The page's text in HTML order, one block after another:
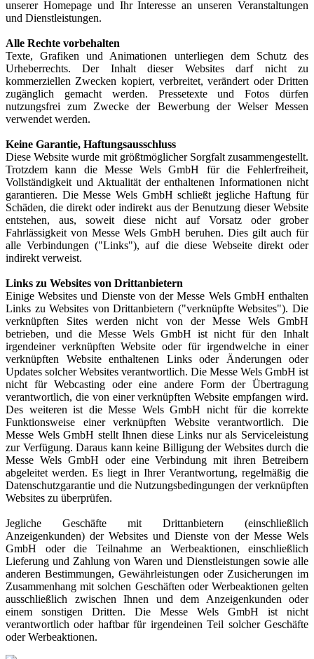
unserer Homepage und Ihr Interesse an unseren Veranstaltungen
und Dienstleistungen.
Alle Rechte vorbehalten
Texte, Grafiken und Animationen unterliegen dem Schutz des
Urheberrechts. Der Inhalt dieser Websites darf nicht zu
kommerziellen Zwecken kopiert, verbreitet, verändert oder Dritten
zugänglich gemacht werden. Pressetexte und Fotos dürfen
nutzungsfrei zum Zwecke der Bewerbung der Welser Messen
verwendet werden.
Keine Garantie, Haftungsausschluss
Diese Website wurde mit größtmöglicher Sorgfalt zusammengestellt.
Trotzdem kann die Messe Wels GmbH für die Fehlerfreiheit,
Vollständigkeit und Aktualität der enthaltenen Informationen nicht
garantieren. Die Messe Wels GmbH schließt jegliche Haftung für
Schäden, die direkt oder indirekt aus der Benutzung dieser Website
entstehen, aus, soweit diese nicht auf Vorsatz oder grober
Fahrlässigkeit von Messe Wels GmbH beruhen. Dies gilt auch für
alle Verbindungen ("Links"), auf die diese Webseite direkt oder
indirekt verweist.
Links zu Websites von Drittanbietern
Einige Websites und Dienste von der Messe Wels GmbH enthalten
Links zu Websites von Drittanbietern ("verknüpfte Websites"). Die
verknüpften Sites werden nicht von der Messe Wels GmbH
betrieben, und die Messe Wels GmbH ist nicht für den Inhalt
irgendeiner verknüpften Website oder für irgendwelche in einer
verknüpften Website enthaltenen Links oder Änderungen oder
Updates solcher Websites verantwortlich. Die Messe Wels GmbH ist
nicht für Webcasting oder eine andere Form der Übertragung
verantwortlich, die von einer verknüpften Website empfangen wird.
Des weiteren ist die Messe Wels GmbH nicht für die korrekte
Funktionsweise einer verknüpften Website verantwortlich. Die
Messe Wels GmbH stellt Ihnen diese Links nur als Serviceleistung
zur Verfügung. Daraus kann keine Billigung der Websites durch die
Messe Wels GmbH oder eine Verbindung mit ihren Betreibern
abgeleitet werden. Es liegt in Ihrer Verantwortung, regelmäßig die
Datenschutzgarantie und die Nutzungsbedingungen der verknüpften
Websites zu überprüfen.
Jegliche Geschäfte mit Drittanbietern (einschließlich
Anzeigenkunden) der Websites und Dienste von der Messe Wels
GmbH oder die Teilnahme an Werbeaktionen, einschließlich
Lieferung und Zahlung von Waren und Dienstleistungen sowie alle
anderen Bestimmungen, Gewährleistungen oder Zusicherungen im
Zusammenhang mit solchen Geschäften oder Werbeaktionen gelten
ausschließlich zwischen Ihnen und dem Anzeigenkunden oder
einem sonstigen Dritten. Die Messe Wels GmbH ist nicht
verantwortlich oder haftbar für irgendeinen Teil solcher Geschäfte
oder Werbeaktionen.